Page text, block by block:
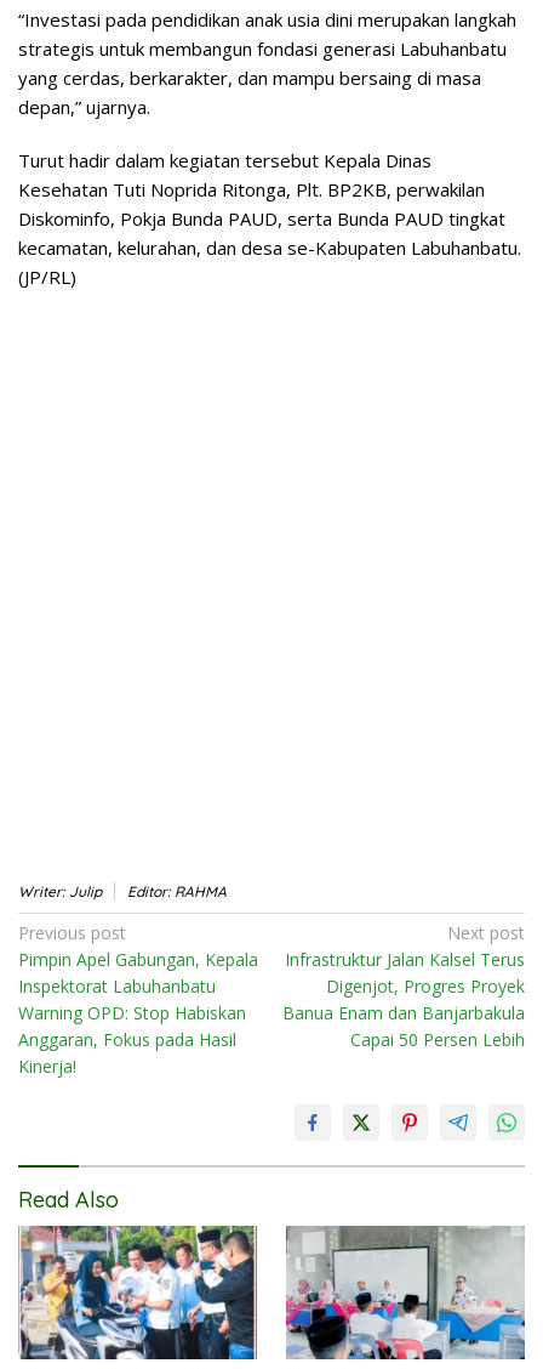
“Investasi pada pendidikan anak usia dini merupakan langkah
strategis untuk membangun fondasi generasi Labuhanbatu
yang cerdas, berkarakter, dan mampu bersaing di masa
depan,” ujarnya.
Turut hadir dalam kegiatan tersebut Kepala Dinas
Kesehatan Tuti Noprida Ritonga, Plt. BP2KB, perwakilan
Diskominfo, Pokja Bunda PAUD, serta Bunda PAUD tingkat
kecamatan, kelurahan, dan desa se-Kabupaten Labuhanbatu.
(JP/RL)
Writer: Julip Editor: RAHMA
Post
navigation
Previous post
Pimpin Apel Gabungan, Kepala
Inspektorat Labuhanbatu
Warning OPD: Stop Habiskan
Anggaran, Fokus pada Hasil
Kinerja!
Next post
Infrastruktur Jalan Kalsel Terus
Digenjot, Progres Proyek
Banua Enam dan Banjarbakula
Capai 50 Persen Lebih
Read Also